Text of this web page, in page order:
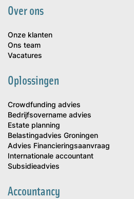
Over ons
Onze klanten
Ons team
Vacatures
Oplossingen
Crowdfunding advies
Bedrijfsovername advies
Estate planning
Belastingadvies Groningen
Advies Financieringsaanvraag
Internationale accountant
Subsidieadvies
Accountancy